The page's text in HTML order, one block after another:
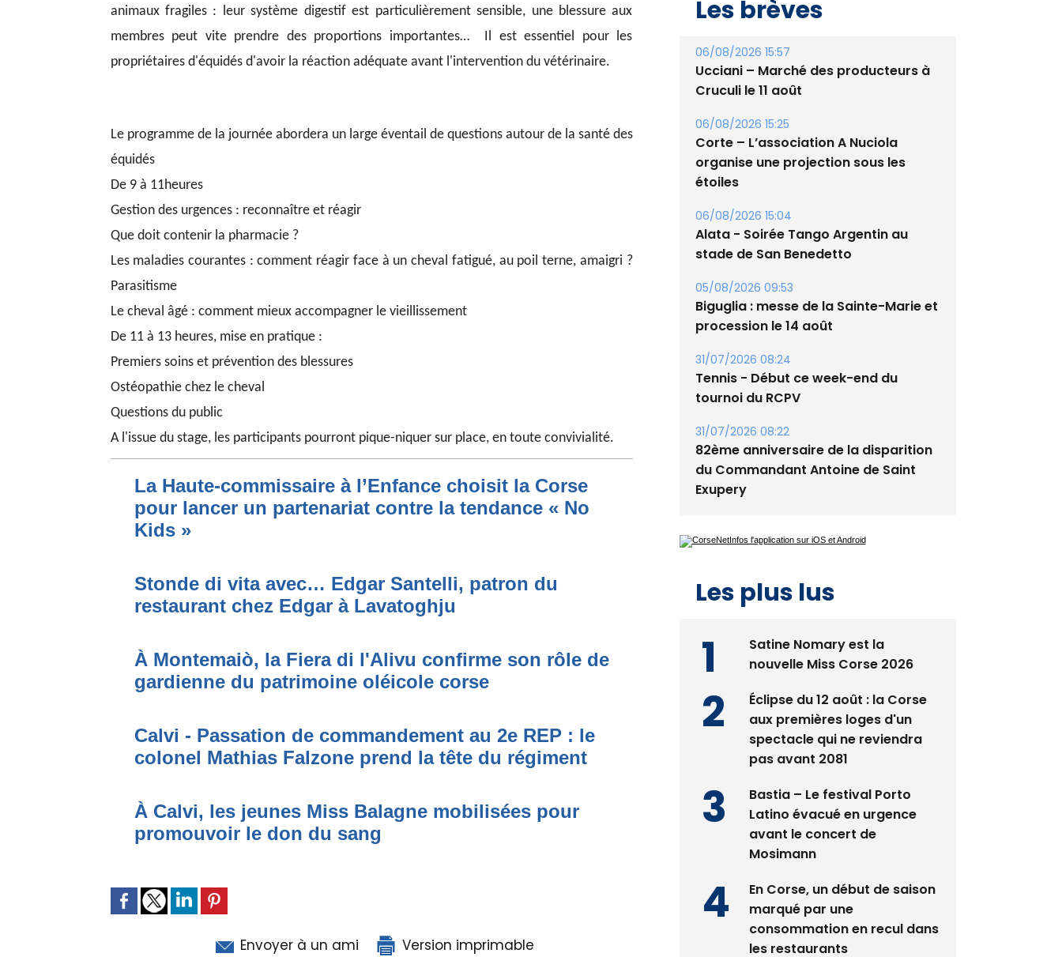
animaux fragiles : leur système digestif est particulièrement sensible, une blessure aux
membres peut vite prendre des proportions importantes… Il est essentiel pour les
propriétaires d'équidés d'avoir la réaction adéquate avant l'intervention du vétérinaire.
Le programme de la journée abordera un large éventail de questions autour de la santé des
équidés
De 9 à 11heures
Gestion des urgences : reconnaître et réagir
Que doit contenir la pharmacie ?
Les maladies courantes : comment réagir face à un cheval fatigué, au poil terne, amaigri ?
Parasitisme
Le cheval âgé : comment mieux accompagner le vieillissement
De 11 à 13 heures, mise en pratique :
Premiers soins et prévention des blessures
Ostéopathie chez le cheval
Questions du public
A l'issue du stage, les participants pourront pique-niquer sur place, en toute convivialité.
La Haute-commissaire à l’Enfance choisit la Corse
pour lancer un partenariat contre la tendance « No
Kids »
Stonde di vita avec… Edgar Santelli, patron du
restaurant chez Edgar à Lavatoghju
À Montemaiò, la Fiera di l'Alivu confirme son rôle de
gardienne du patrimoine oléicole corse
Calvi - Passation de commandement au 2e REP : le
colonel Mathias Falzone prend la tête du régiment
À Calvi, les jeunes Miss Balagne mobilisées pour
promouvoir le don du sang
Envoyer à un ami Version imprimable
06/08/2026 15:57
Cruculi le 11 août
06/08/2026 15:25
organise une projection sous les
étoiles
06/08/2026 15:04
stade de San Benedetto
05/08/2026 09:53
procession le 14 août
31/07/2026 08:24
Tennis - Début ce week-end du
tournoi du RCPV
31/07/2026 08:22
du Commandant Antoine de Saint
Exupery
Les plus lus
Satine Nomary est la
Éclipse du 12 août : la Corse
spectacle qui ne reviendra
pas avant 2081
Bastia – Le festival Porto
avant le concert de
Mosimann
En Corse, un début de saison
consommation en recul dans
les restaurants
La gendarmerie alerte les